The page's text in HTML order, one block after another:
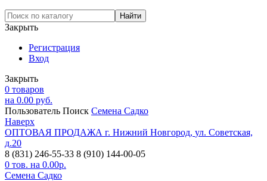
Закрыть
Регистрация
Вход
Закрыть
0 товаров
на 0.00 руб.
Пользователь Поиск Семена Садко
Наверх
ОПТОВАЯ ПРОДАЖА г. Нижний Новгород, ул. Советская,
д.20
8 (831) 246-55-33 8 (910) 144-00-05
0 тов. на 0.00р.
Семена Садко